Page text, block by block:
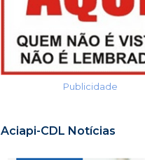
Publicidade
Aciapi-CDL Notícias